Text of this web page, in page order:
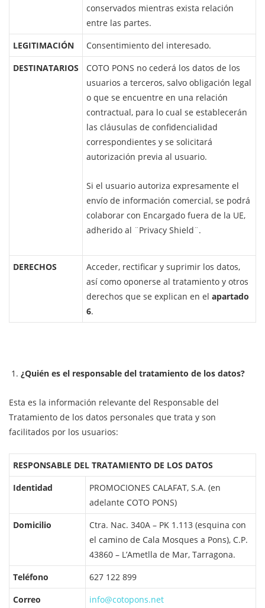
conservados mientras exista relación
entre las partes.
LEGITIMACIÓN
Consentimiento del interesado.
DESTINATARIOS
COTO PONS no cederá los datos de los
usuarios a terceros, salvo obligación legal
o que se encuentre en una relación
contractual, para lo cual se establecerán
las cláusulas de confidencialidad
correspondientes y se solicitará
autorización previa al usuario.
Si el usuario autoriza expresamente el
envío de información comercial, se podrá
colaborar con Encargado fuera de la UE,
adherido al ¨Privacy Shield¨.
DERECHOS
Acceder, rectificar y suprimir los datos,
así como oponerse al tratamiento y otros
derechos que se explican en el apartado
6.
¿Quién es el responsable del tratamiento de los datos?
Esta es la información relevante del Responsable del
Tratamiento de los datos personales que trata y son
facilitados por los usuarios:
RESPONSABLE DEL TRATAMIENTO DE LOS DATOS
Identidad
PROMOCIONES CALAFAT, S.A. (en
adelante COTO PONS)
Domicilio
Ctra. Nac. 340A – PK 1.113 (esquina con
el camino de Cala Mosques a Pons), C.P.
43860 – L’Ametlla de Mar, Tarragona.
Teléfono
627 122 899
Correo
info@cotopons.net